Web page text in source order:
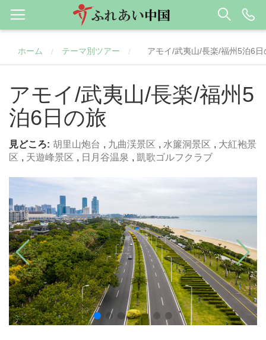
ホーム / テーマ別ツアー / アモイ/武夷山/長楽/福州5泊6日
アモイ/武夷山/長楽/福州5
泊6日の旅
見どころ: 胡里山炮台 , 九曲渓景区 , 水簾洞景区 , 大紅袍景
区 , 天遊峰景区 , 日月谷温泉 , 凱歌ゴルフクラブ